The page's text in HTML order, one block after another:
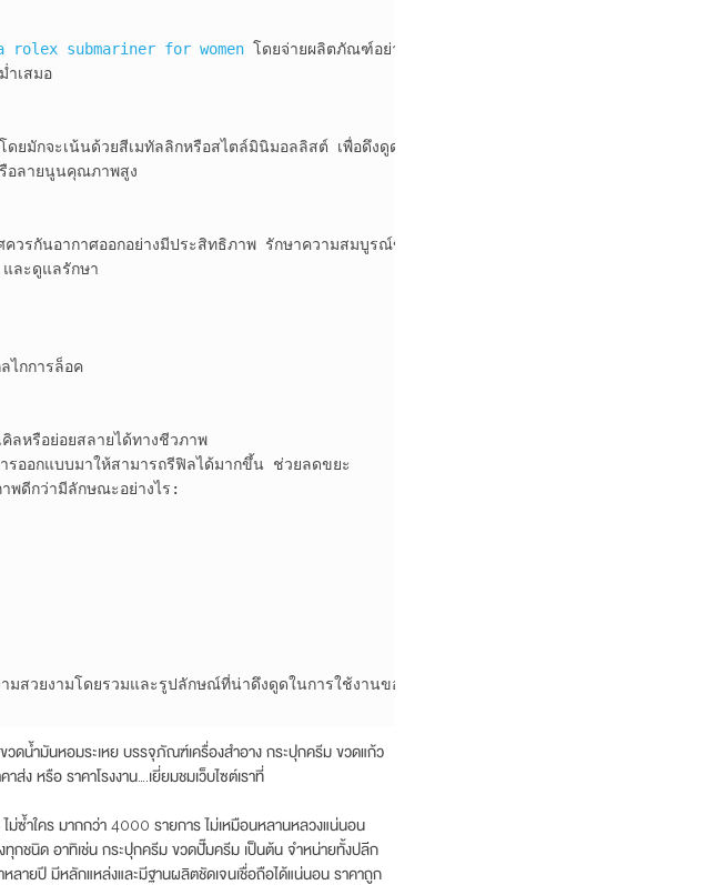
submariner for women โดยจ่ายผลิตภัณฑ์อย่างสม่ำเสมอและไม่สปัตเตอร์
เสมอ
มักจะเน้นด้วยสีเมทัลลิกหรือสไตล์มินิมอลลิสต์ เพื่อดึงดูดผู้บริโภคที่กำลังมองหาผลิตภัณฑ์ระดับพรีเมียม
อลายนูนคุณภาพสูง
ควรกันอากาศออกอย่างมีประสิทธิภาพ รักษาความสมบูรณ์ของผลิตภัณฑ์ และยืดอายุการเก็บรักษา
ละดูแลรักษา
ไกการล็อค
ลหรือย่อยสลายได้ทางชีวภาพ
ออกแบบมาให้สามารถรีฟิลได้มากขึ้น ช่วยลดขยะ
พดีกว่ามีลักษณะอย่างไร:
มสวยงามโดยรวมและรูปลักษณ์ที่น่าดึงดูดในการใช้งานของขวดสุญญากาศคุณภาพสูง
ำมันหอมระเหย บรรจุภัณฑ์เครื่องสำอาง กระปุกครีม ขวดแก้ว
ง หรือ ราคาโรงงาน….เยี่ยมชมเว็บไซต์เราที่
ซ้ำใคร มากกว่า 4000 รายการ ไม่เหมือนหลานหลวงแน่นอน
ทุกชนิด อาทิเช่น กระปุกครีม ขวดปั๊มครีม เป็นต้น จำหน่ายทั้งปลีก
หลายปี มีหลักแหล่งและมีฐานผลิตชัดเจนเชื่อถือได้แน่นอน ราคาถูก